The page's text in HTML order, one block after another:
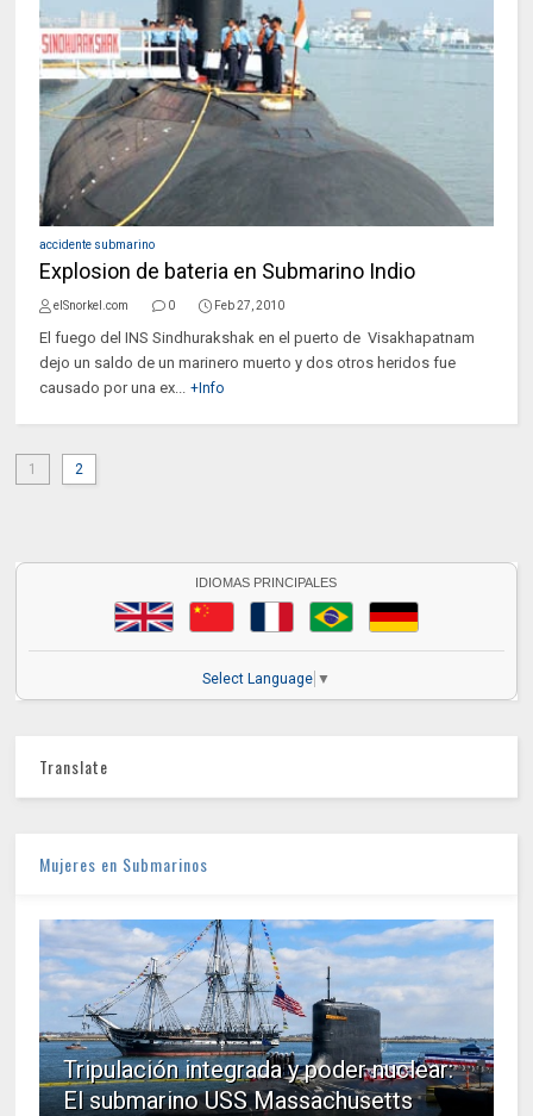
accidente submarino
Explosion de bateria en Submarino Indio
elSnorkel.com 0 Feb 27, 2010
El fuego del INS Sindhurakshak en el puerto de Visakhapatnam
dejo un saldo de un marinero muerto y dos otros heridos fue
causado por una ex... +Info
1 2
IDIOMAS PRINCIPALES
Select Language ▼
Translate
Mujeres en Submarinos
Tripulación integrada y poder nuclear:
El submarino USS Massachusetts